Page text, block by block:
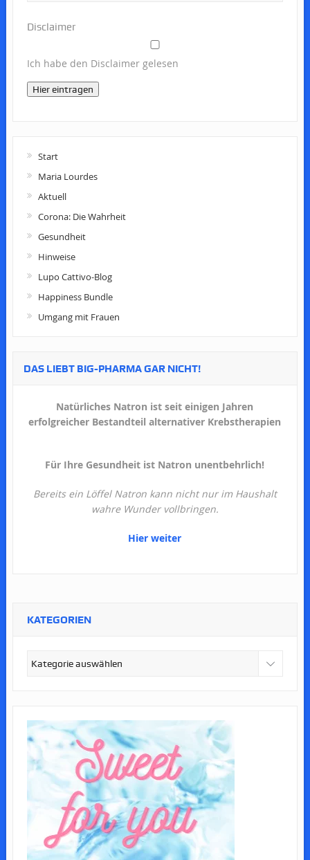
Disclaimer
Ich habe den Disclaimer gelesen
Hier eintragen
Start
Maria Lourdes
Aktuell
Corona: Die Wahrheit
Gesundheit
Hinweise
Lupo Cattivo-Blog
Happiness Bundle
Umgang mit Frauen
DAS LIEBT BIG-PHARMA GAR NICHT!
Natürliches Natron ist seit einigen Jahren
erfolgreicher Bestandteil alternativer Krebstherapien
Für Ihre Gesundheit ist Natron unentbehrlich!
Bereits ein Löffel Natron kann nicht nur im Haushalt
wahre Wunder vollbringen.
Hier weiter
KATEGORIEN